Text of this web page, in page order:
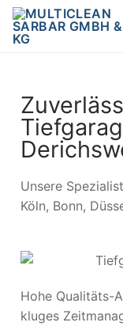
Unsere
Köln, Bonn,
Hohe Qualitäts-
kluges